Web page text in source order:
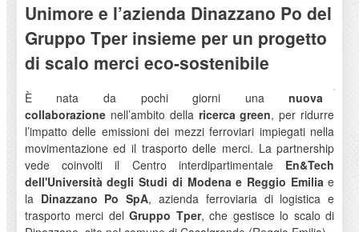
Unimore e l’azienda Dinazzano Po del
Gruppo Tper insieme per un progetto
di scalo merci eco-sostenibile
È nata da pochi giorni unanuova
collaborazionenell’ambito della ricerca green, per ridurre
l’impatto delle emissioni dei mezzi ferroviari impiegati nella
movimentazione ed il trasporto delle merci. La partnership
vede coinvolti il Centro interdipartimentale En&Tech
dell'Università degli Studi di Modena e Reggio Emilia e
la Dinazzano Po SpA, azienda ferroviaria di logistica e
trasporto merci delGruppo Tper, che gestisce lo scalo di